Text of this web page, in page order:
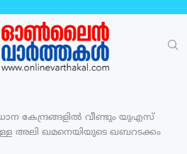
കേന്ദ്രങ്ങളിൽ വീണ്ടും യുഎസ്
അലി ഖമനെയിയുടെ ഖബറടക്കം